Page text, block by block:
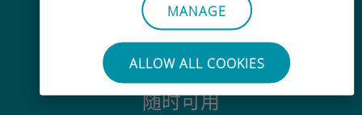
MANAGE
ALLOW ALL COOKIES
随时可用